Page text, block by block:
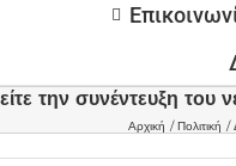
την συνέντευξη
Αρχική Πολιτική